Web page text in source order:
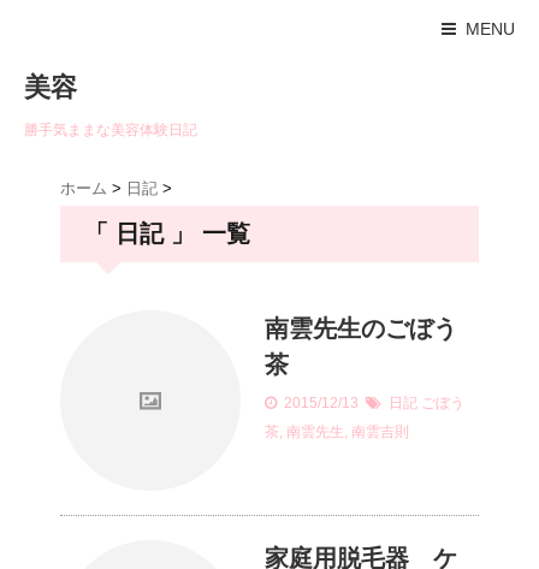
MENU
美容
勝手気ままな美容体験日記
ホーム > 日記 >
「 日記 」 一覧
南雲先生のごぼう
茶
2015/12/13 日記 ごぼう
茶, 南雲先生, 南雲吉則
家庭用脱毛器 ケ